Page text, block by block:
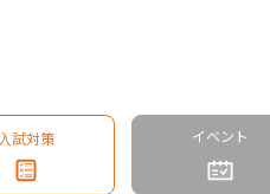
試対策 イベント